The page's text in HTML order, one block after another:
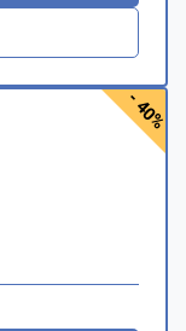
- 40%